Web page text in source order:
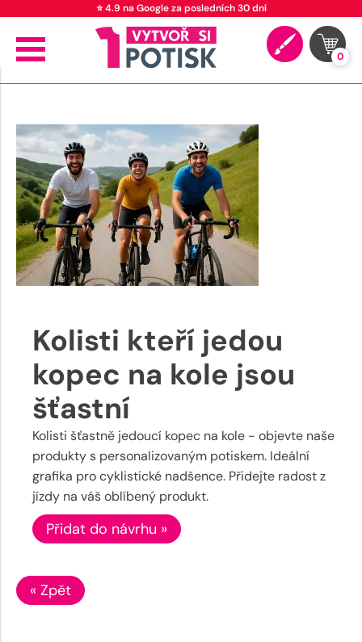
⭐ 4.9 na Google za posledních 30 dní
0
Kolisti kteří jedou
kopec na kole jsou
šťastní
Kolisti šťastně jedoucí kopec na kole - objevte naše
produkty s personalizovaným potiskem. Ideální
grafika pro cyklistické nadšence. Přidejte radost z
jízdy na váš oblíbený produkt.
Přidat do návrhu »
« Zpět